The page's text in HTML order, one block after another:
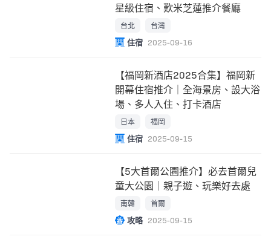
星級住宿、歎米芝蓮推介餐廳
台北 台灣
住宿 2025-09-16
【福岡新酒店2025合集】福岡新
開幕住宿推介｜全海景房、設大浴
場、多人入住、打卡酒店
日本 福岡
住宿 2025-09-15
【5大首爾公園推介】必去首爾兒
童大公園｜親子遊、玩樂好去處
南韓 首爾
攻略 2025-09-15